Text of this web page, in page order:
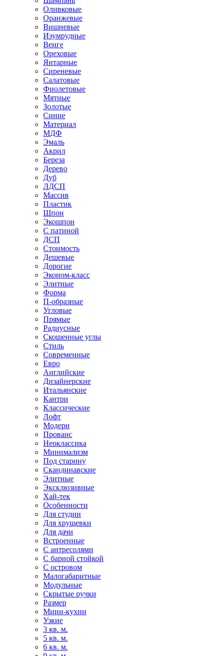
Оливковые
Оранжевые
Вишневые
Изумрудные
Венге
Ореховые
Янтарные
Сиреневые
Салатовые
Фиолетовые
Мятные
Золотые
Синие
Материал
МДФ
Эмаль
Акрил
Береза
Дерево
Дуб
ЛДСП
Массив
Пластик
Шпон
Экошпон
С патиной
ДСП
Стоимость
Дешевые
Дорогие
Эконом-класс
Элитные
Форма
П-образные
Угловые
Прямые
Радиусные
Скошенные углы
Стиль
Современные
Евро
Английские
Дизайнерские
Итальянские
Кантри
Классические
Лофт
Модерн
Прованс
Неоклассика
Минимализм
Под старину
Скандинавские
Элитные
Эксклюзивные
Хай-тек
Особенности
Для студии
Для хрущевки
Для дачи
Встроенные
С антресолями
С барной стойкой
С островом
Малогабаритные
Модульные
Скрытые ручки
Размер
Мини-кухни
Узкие
3 кв. м.
5 кв. м.
6 кв. м.